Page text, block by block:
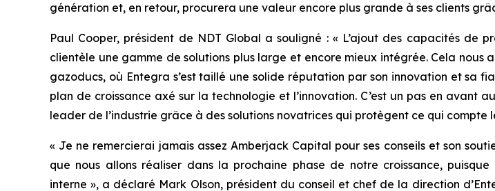
génération et, en retour, procurera une valeur encore plus grande à ses clients
Paul Cooper, président de NDT Global a souligné : « L’ajout des capacités de
clientèle une gamme de solutions plus large et encore mieux intégrée. Cela
gazoducs, où Entegra s’est taillé une solide réputation par son innovation et sa
plan de croissance axé sur la technologie et l’innovation. C’est un pas en avant
leader de l’industrie grâce à des solutions novatrices qui protègent ce qui compte
« Je ne remercierai jamais assez Amberjack Capital pour ses conseils et son
que nous allons réaliser dans la prochaine phase de notre croissance,
interne », a déclaré Mark Olson, président du conseil et chef de la direction